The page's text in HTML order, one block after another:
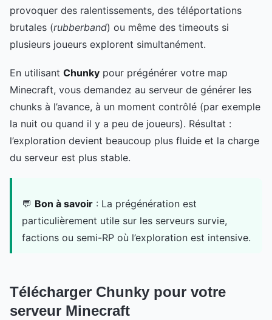
provoquer des ralentissements, des téléportations
brutales (rubberband) ou même des timeouts si
plusieurs joueurs explorent simultanément.
En utilisant Chunky pour prégénérer votre map
Minecraft, vous demandez au serveur de générer les
chunks à l’avance, à un moment contrôlé (par exemple
la nuit ou quand il y a peu de joueurs). Résultat :
l’exploration devient beaucoup plus fluide et la charge
du serveur est plus stable.
💬 Bon à savoir : La prégénération est
particulièrement utile sur les serveurs survie,
factions ou semi-RP où l’exploration est intensive.
Télécharger Chunky pour votre
serveur Minecraft